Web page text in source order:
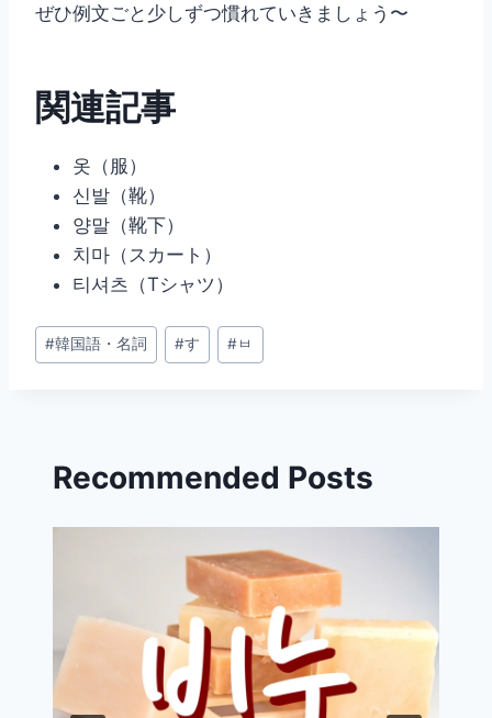
ぜひ例文ごと少しずつ慣れていきましょう〜
関連記事
옷（服）
신발（靴）
양말（靴下）
치마（スカート）
티셔츠（Tシャツ）
投
稿
#韓国語・名詞 #す #ㅂ
Recommended Posts